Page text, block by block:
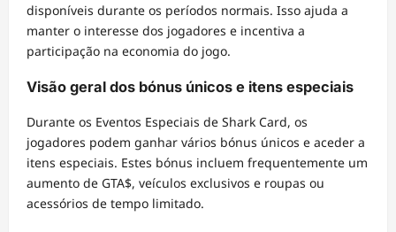
disponíveis durante os períodos normais. Isso ajuda a
manter o interesse dos jogadores e incentiva a
participação na economia do jogo.
Visão geral dos bónus únicos e itens especiais
Durante os Eventos Especiais de Shark Card, os
jogadores podem ganhar vários bónus únicos e aceder a
itens especiais. Estes bónus incluem frequentemente um
aumento de GTA$, veículos exclusivos e roupas ou
acessórios de tempo limitado.